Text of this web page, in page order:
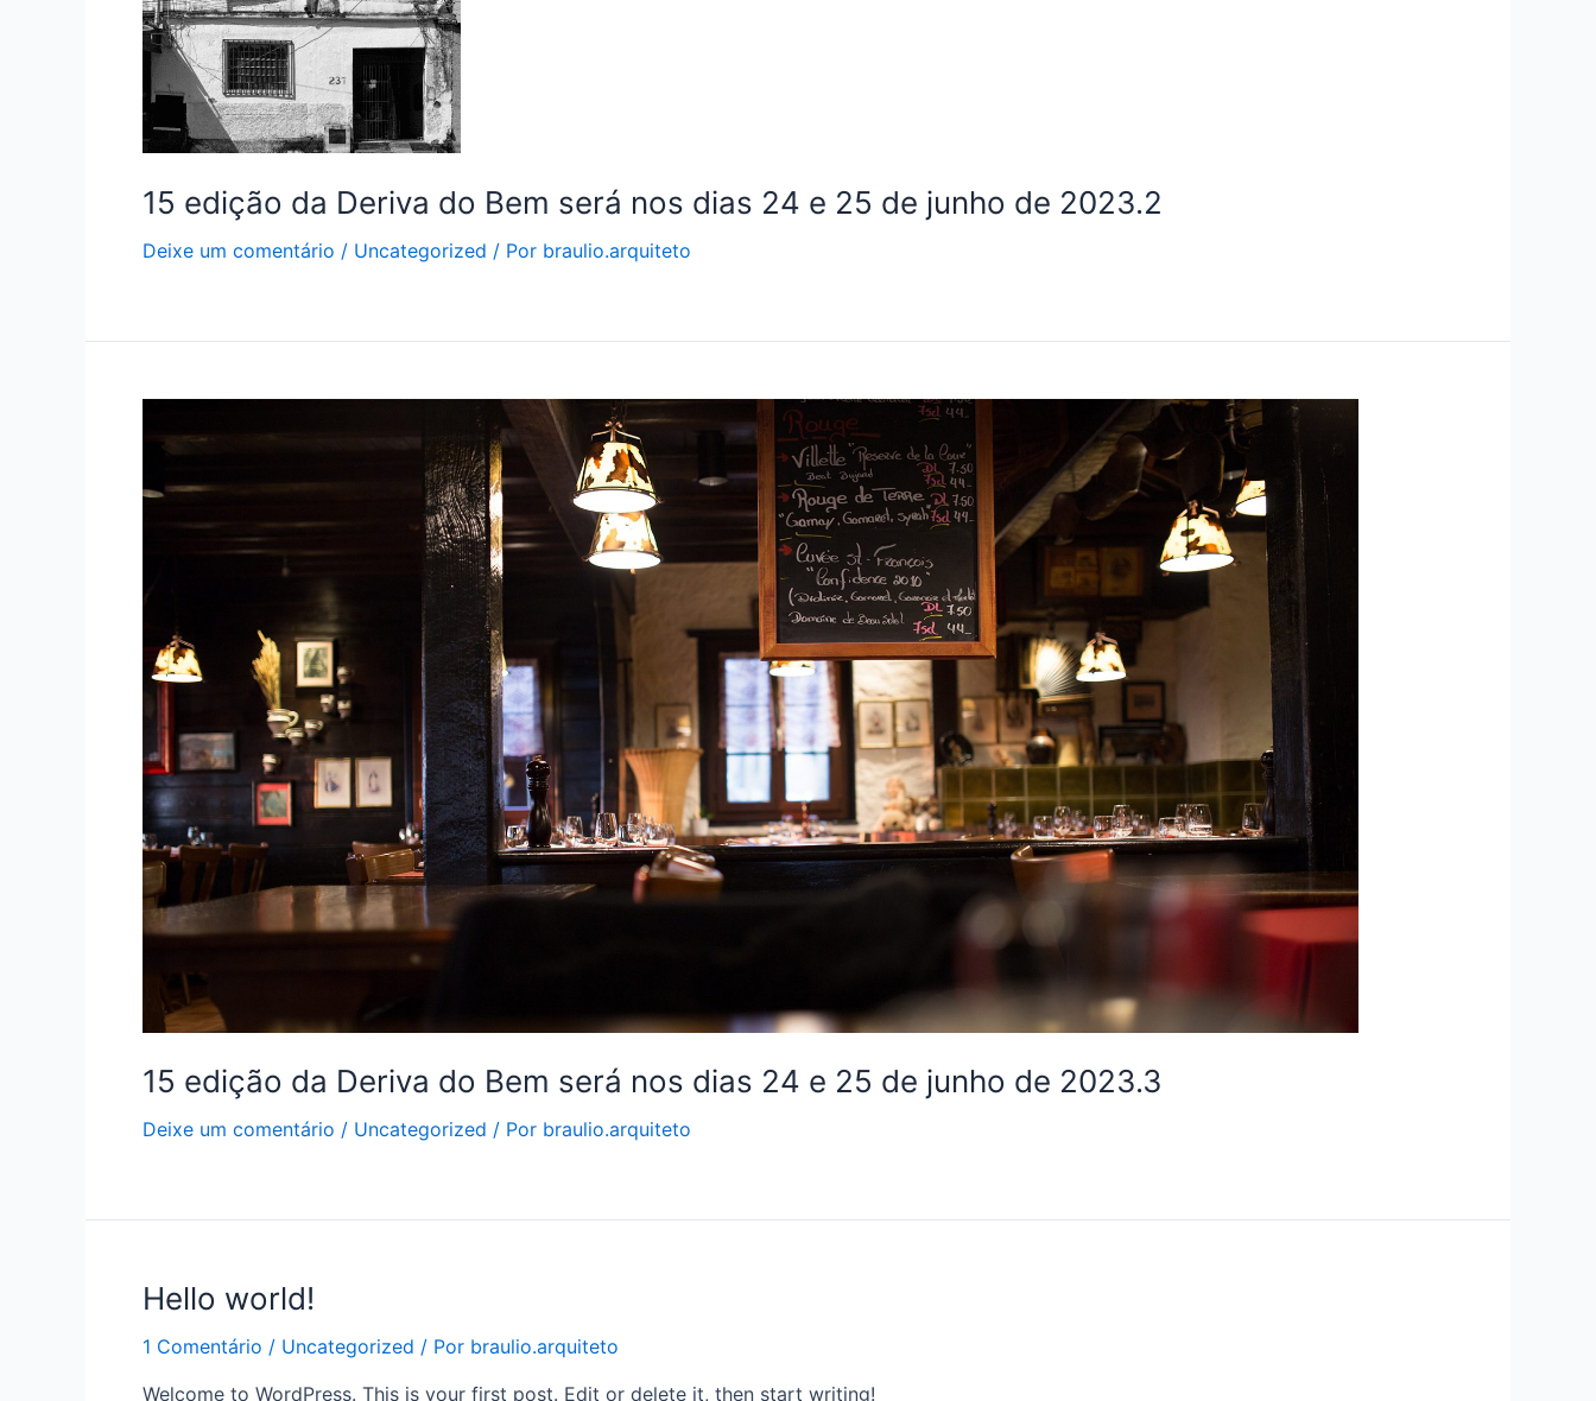
15 edição da Deriva do Bem será nos dias 24 e 25 de junho de 2023.2
Deixe um comentário / Uncategorized / Por braulio.arquiteto
15 edição da Deriva do Bem será nos dias 24 e 25 de junho de 2023.3
Deixe um comentário / Uncategorized / Por braulio.arquiteto
Hello world!
1 Comentário / Uncategorized / Por braulio.arquiteto
Welcome to WordPress. This is your first post. Edit or delete it, then start writing!